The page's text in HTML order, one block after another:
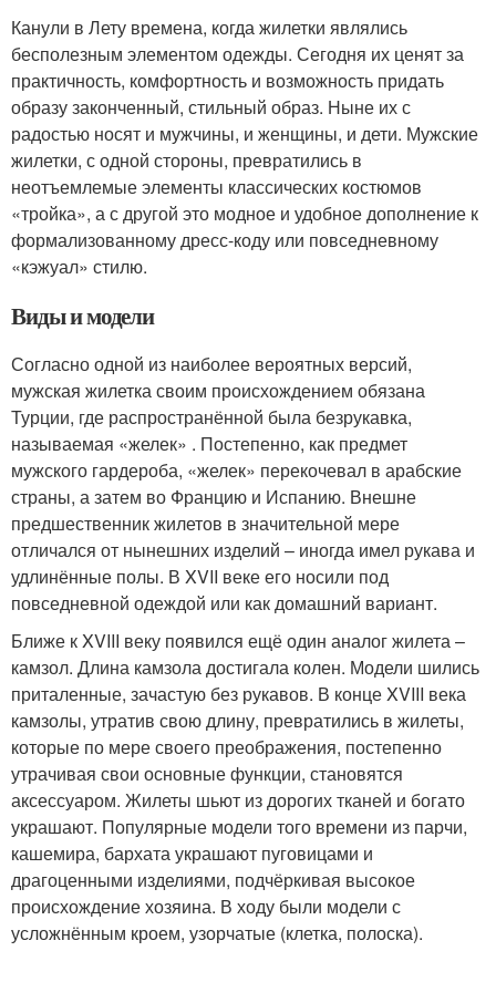
Канули в Лету времена, когда жилетки являлись
бесполезным элементом одежды. Сегодня их ценят за
практичность, комфортность и возможность придать
образу законченный, стильный образ. Ныне их с
радостью носят и мужчины, и женщины, и дети. Мужские
жилетки, с одной стороны, превратились в
неотъемлемые элементы классических костюмов
«тройка», а с другой это модное и удобное дополнение к
формализованному дресс-коду или повседневному
«кэжуал» стилю.
Виды и модели
Согласно одной из наиболее вероятных версий,
мужская жилетка своим происхождением обязана
Турции, где распространённой была безрукавка,
называемая «желек» . Постепенно, как предмет
мужского гардероба, «желек» перекочевал в арабские
страны, а затем во Францию и Испанию. Внешне
предшественник жилетов в значительной мере
отличался от нынешних изделий – иногда имел рукава и
удлинённые полы. В XVII веке его носили под
повседневной одеждой или как домашний вариант.
Ближе к XVIII веку появился ещё один аналог жилета –
камзол. Длина камзола достигала колен. Модели шились
приталенные, зачастую без рукавов. В конце XVIII века
камзолы, утратив свою длину, превратились в жилеты,
которые по мере своего преображения, постепенно
утрачивая свои основные функции, становятся
аксессуаром. Жилеты шьют из дорогих тканей и богато
украшают. Популярные модели того времени из парчи,
кашемира, бархата украшают пуговицами и
драгоценными изделиями, подчёркивая высокое
происхождение хозяина. В ходу были модели с
усложнённым кроем, узорчатые (клетка, полоска).